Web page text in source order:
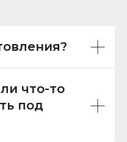
что-то
под